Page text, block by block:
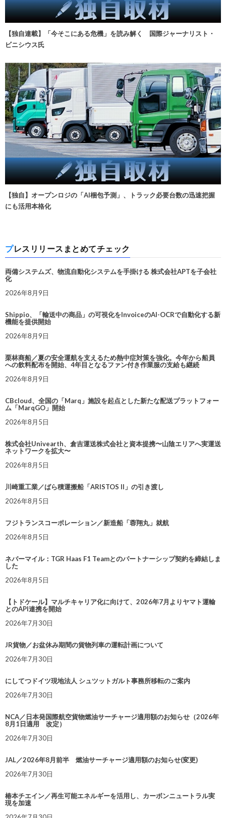
【独自連載】「今そこにある危機」を読み解く 国際ジャーナリスト・
ビニシウス氏
【独自】オープンロジの「AI梱包予測」、トラック必要台数の迅速把握
にも活用本格化
プレスリリースまとめてチェック
両備システムズ、物流自動化システムを手掛ける 株式会社APTを子会社
化
2026年8月9日
Shippio、「輸送中の商品」の可視化をInvoiceのAI-OCRで自動化する新
機能を提供開始
2026年8月9日
栗林商船／夏の安全運航を支えるため熱中症対策を強化。今年から船員
への飲料配布を開始、4年目となるファン付き作業服の支給も継続
2026年8月9日
CBcloud、全国の「Marq」施設を起点とした新たな配送プラットフォー
ム「MarqGO」開始
2026年8月5日
株式会社Univearth、倉吉運送株式会社と資本提携〜山陰エリアへ実運送
ネットワークを拡大〜
2026年8月5日
川崎重工業／ばら積運搬船「ARISTOS II」の引き渡し
2026年8月5日
フジトランスコーポレーション／新造船「蓉翔丸」就航
2026年8月5日
ネバーマイル：TGR Haas F1 Teamとのパートナーシップ契約を締結しま
した
2026年8月5日
【トドケール】マルチキャリア化に向けて、2026年7月よりヤマト運輸
とのAPI連携を開始
2026年7月30日
JR貨物／お盆休み期間の貨物列車の運転計画について
2026年7月30日
にしてつドイツ現地法人 シュツットガルト事務所移転のご案内
2026年7月30日
NCA／日本発国際航空貨物燃油サーチャージ適用額のお知らせ（2026年
8月1日適用 改定）
2026年7月30日
JAL／2026年8月前半 燃油サーチャージ適用額のお知らせ(変更)
2026年7月30日
椿本チエイン／再生可能エネルギーを活用し、カーボンニュートラル実
現を加速